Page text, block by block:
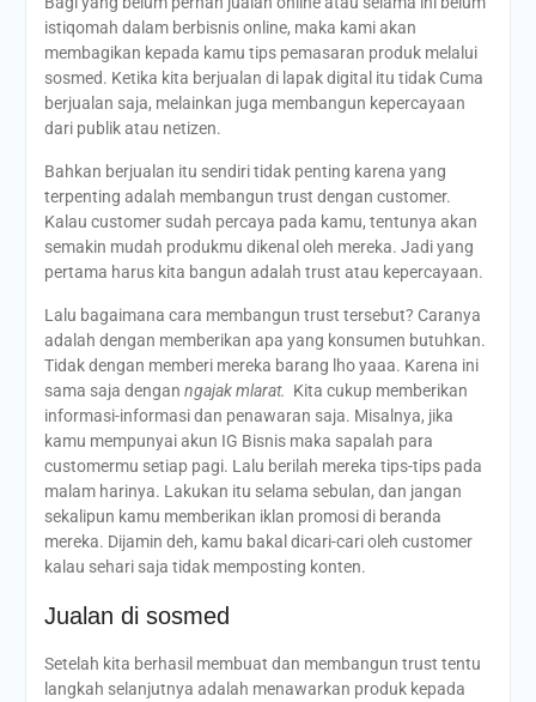
istiqomah dalam berbisnis online, maka kami akan
membagikan kepada kamu tips pemasaran produk melalui
sosmed. Ketika kita berjualan di lapak digital itu tidak Cuma
berjualan saja, melainkan juga membangun kepercayaan
dari publik atau netizen.
Bahkan berjualan itu sendiri tidak penting karena yang
terpenting adalah membangun trust dengan customer.
Kalau customer sudah percaya pada kamu, tentunya akan
semakin mudah produkmu dikenal oleh mereka. Jadi yang
pertama harus kita bangun adalah trust atau kepercayaan.
Lalu bagaimana cara membangun trust tersebut? Caranya
adalah dengan memberikan apa yang konsumen butuhkan.
Tidak dengan memberi mereka barang lho yaaa. Karena ini
sama saja dengan ngajak mlarat. Kita cukup memberikan
informasi-informasi dan penawaran saja. Misalnya, jika
kamu mempunyai akun IG Bisnis maka sapalah para
customermu setiap pagi. Lalu berilah mereka tips-tips pada
malam harinya. Lakukan itu selama sebulan, dan jangan
sekalipun kamu memberikan iklan promosi di beranda
mereka. Dijamin deh, kamu bakal dicari-cari oleh customer
kalau sehari saja tidak memposting konten.
Jualan di sosmed
Setelah kita berhasil membuat dan membangun trust tentu
langkah selanjutnya adalah menawarkan produk kepada